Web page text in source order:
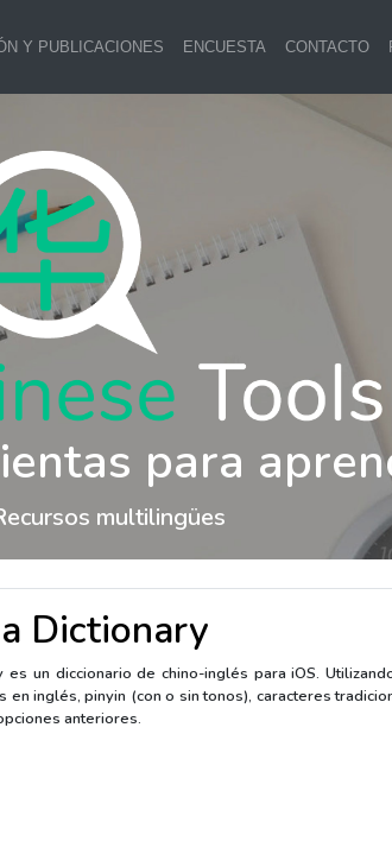
Y PUBLICACIONES ENCUESTA CONTACTO
para
multilingües
Dictionary
es un diccionario de chino-inglés para iOS.
en inglés, pinyin (con o sin tonos), caracteres
anteriores.